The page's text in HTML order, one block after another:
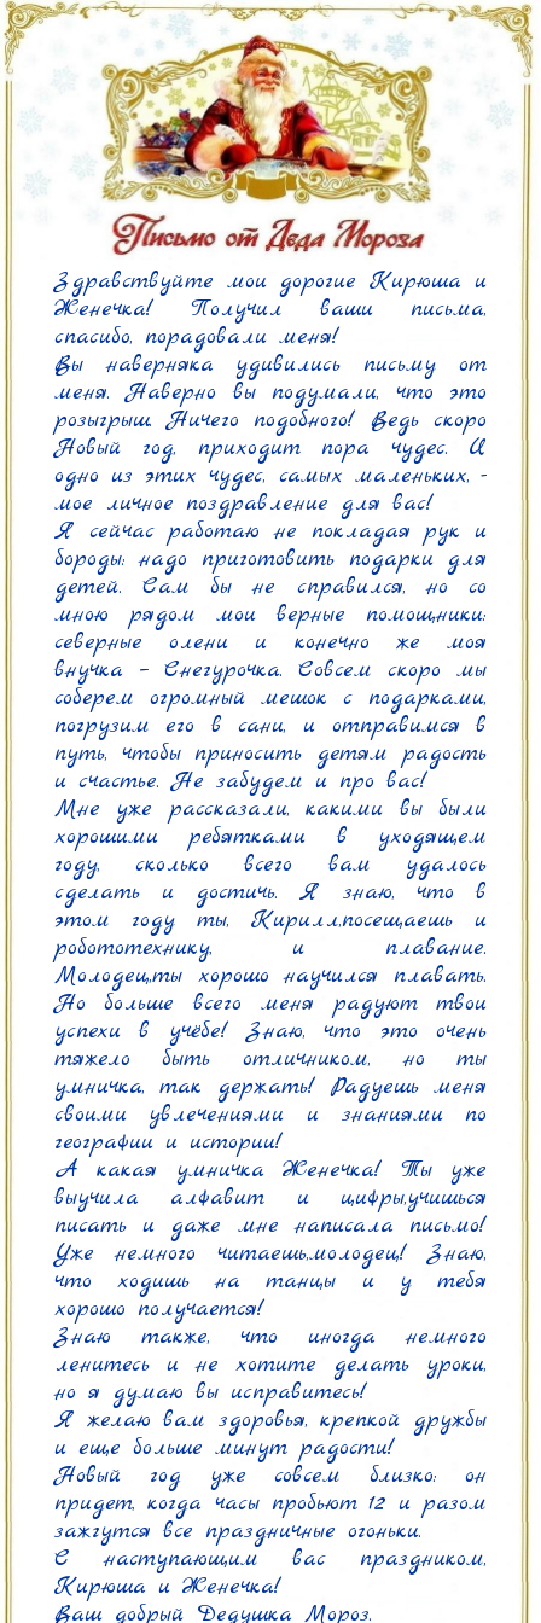
Здравствуйте мои дорогие Кирюша и
Женечка! Получил ваши письма,
спасибо, порадовали меня!
Вы наверняка удивились письму от
меня. Наверно вы подумали, что это
розыгрыш. Ничего подобного! Ведь скоро
Новый год, приходит пора чудес. И
одно из этих чудес, самых маленьких, -
мое личное поздравление для вас!
Я сейчас работаю не покладая рук и
бороды: надо приготовить подарки для
детей. Сам бы не справился, но со
мною рядом мои верные помощники:
северные олени и конечно же моя
внучка – Снегурочка. Совсем скоро мы
соберем огромный мешок с подарками,
погрузим его в сани, и отправимся в
путь, чтобы приносить детям радость
и счастье. Не забудем и про вас!
Мне уже рассказали, какими вы были
хорошими ребятками в уходящем
году, сколько всего вам удалось
сделать и достичь. Я знаю, что в
этом году ты, Кирилл,посещаешь и
робототехнику, и плавание.
Молодец,ты хорошо научился плавать.
Но больше всего меня радуют твои
успехи в учёбе! Знаю, что это очень
тяжело быть отличником, но ты
умничка, так держать! Радуешь меня
своими увлечениями и знаниями по
географии и истории!
А какая умничка Женечка! Ты уже
выучила алфавит и цифры,учишься
писать и даже мне написала письмо!
Уже немного читаешь,молодец! Знаю,
что ходишь на танцы и у тебя
хорошо получается!
Знаю также, что иногда немного
ленитесь и не хотите делать уроки,
но я думаю вы исправитесь!
Я желаю вам здоровья, крепкой дружбы
и еще больше минут радости!
Новый год уже совсем близко: он
придет, когда часы пробьют 12 и разом
зажгутся все праздничные огоньки.
С наступающим вас праздником,
Кирюша и Женечка!
Ваш добрый Дедушка Мороз.